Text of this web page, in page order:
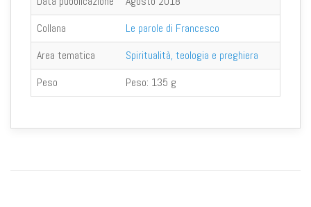
Collana
Le parole di Francesco
Area tematica
Spiritualità, teologia e preghiera
Peso
Peso: 135 g